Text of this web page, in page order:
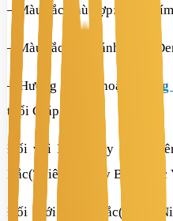
– Màu sắc phù hợp: Cam,
– Màu sắc nên tránh: Màu
– Hướng phòng hoặc
tuổi Giáp Tuất:
Đối với Nam: Tây
Bắc(Thiên Y); Tây Bắc(Phục
Đối với Nữ: Bắc(Diên